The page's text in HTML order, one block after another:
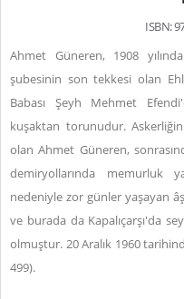
ISBN:
Ahmet Güneren, 1908
şubesinin son tekkesi olan
Babası Şeyh Mehmet
kuşaktan torunudur.
olan Ahmet Güneren,
demiryollarında memurluk
nedeniyle zor günler yaşayan
ve burada da Kapalıçarşı'da
olmuştur. 20 Aralık 1960
499).